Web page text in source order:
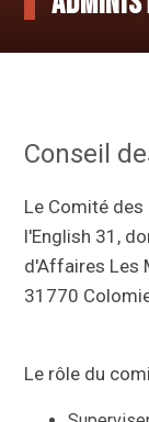
Conseil
Le Comité
l'English 31,
d'Affaires Les
31770
Le rôle du